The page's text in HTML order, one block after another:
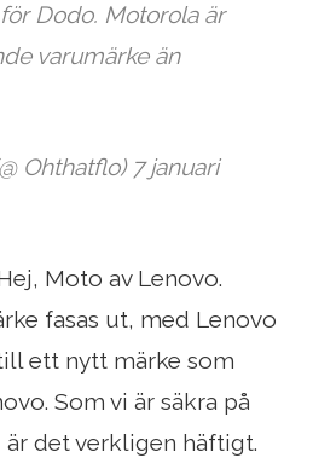
Dodo. Motorola är
varumärke än
Ohthatflo) 7 januari
Moto av Lenovo.
fasas ut, med Lenovo
ett nytt märke som
Som vi är säkra på
det verkligen häftigt.